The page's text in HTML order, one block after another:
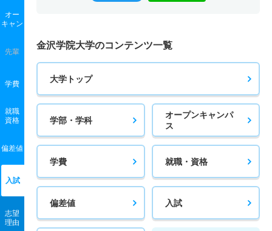
オー
キャン
先輩
学費
就職
資格
偏差値
入試
志望
理由
金沢学院大学のコンテンツ一覧
大学トップ
学部・学科
オープンキャンパ
ス
学費 就職・資格
偏差値 入試